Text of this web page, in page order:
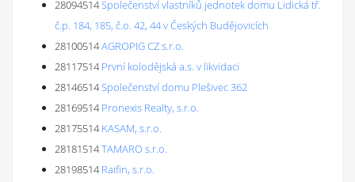
28094514Společenství vlastníků jednotek domu Lidická tř.
č.p. 184, 185, č.o. 42, 44 v Českých Budějovicích
28100514AGROPIG CZ s.r.o.
28117514 První kolodějská a.s. v likvidaci
28146514Společenství domu Plešivec 362
28169514 Pronexis Realty, s.r.o.
28175514 KASAM, s.r.o.
28181514TAMARO s.r.o.
28198514 Raifin, s.r.o.